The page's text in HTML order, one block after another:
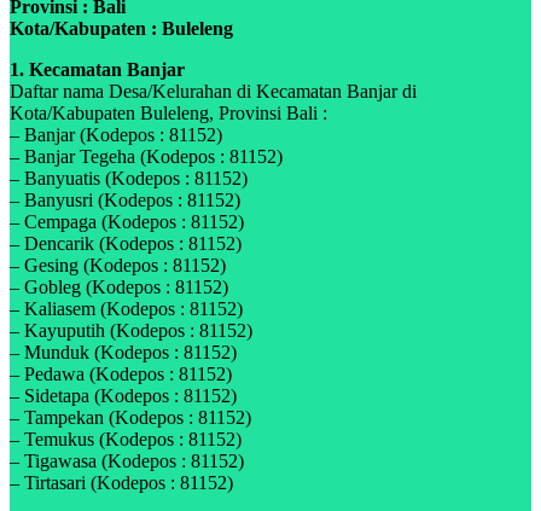
Provinsi : Bali
Kota/Kabupaten : Buleleng
1. Kecamatan Banjar
Daftar nama Desa/Kelurahan di Kecamatan Banjar di
Kota/Kabupaten Buleleng, Provinsi Bali :
– Banjar (Kodepos : 81152)
– Banjar Tegeha (Kodepos : 81152)
– Banyuatis (Kodepos : 81152)
– Banyusri (Kodepos : 81152)
– Cempaga (Kodepos : 81152)
– Dencarik (Kodepos : 81152)
– Gesing (Kodepos : 81152)
– Gobleg (Kodepos : 81152)
– Kaliasem (Kodepos : 81152)
– Kayuputih (Kodepos : 81152)
– Munduk (Kodepos : 81152)
– Pedawa (Kodepos : 81152)
– Sidetapa (Kodepos : 81152)
– Tampekan (Kodepos : 81152)
– Temukus (Kodepos : 81152)
– Tigawasa (Kodepos : 81152)
– Tirtasari (Kodepos : 81152)